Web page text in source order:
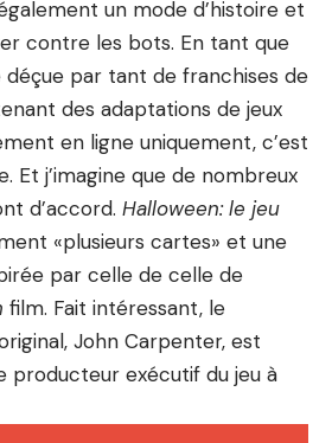
un mode d’histoire et
contre les bots. En tant que
déçue par tant de franchises de
des adaptations de jeux
en ligne uniquement, c’est
Et j’imagine que de nombreux
d’accord. Halloween: le jeu
«plusieurs cartes» et une
par celle de celle de
film. Fait intéressant, le
John Carpenter, est
producteur exécutif du jeu à